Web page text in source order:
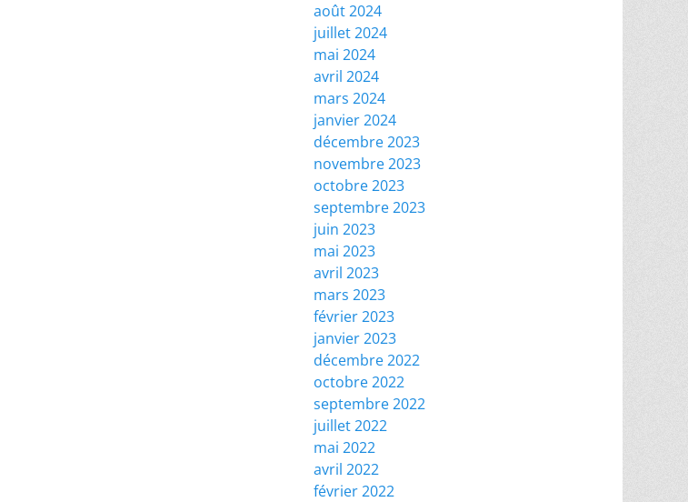
août 2024
juillet 2024
mai 2024
avril 2024
mars 2024
janvier 2024
décembre 2023
novembre 2023
octobre 2023
septembre 2023
juin 2023
mai 2023
avril 2023
mars 2023
février 2023
janvier 2023
décembre 2022
octobre 2022
septembre 2022
juillet 2022
mai 2022
avril 2022
février 2022